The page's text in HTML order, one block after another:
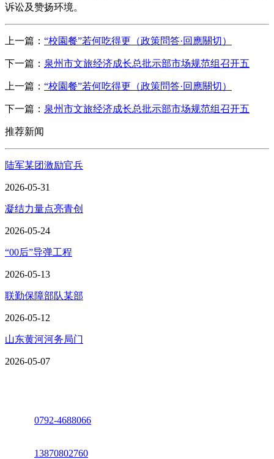
诉讼及赞扬环境。
上一篇： “校園餐”若何吃得更（政策問答·回應關切）
下一篇： 泉州市文旅经济成长总批示部市场规范组召开五
上一篇： “校園餐”若何吃得更（政策問答·回應關切）
下一篇： 泉州市文旅经济成长总批示部市场规范组召开五
推荐新闻
陆军某团激励官兵
2026-05-31
凝结力量点亮青创
2026-05-24
“00后”导弹工程
2026-05-13
联勤保障部队某部
2026-05-12
山东黄河河务局门
2026-05-07
0792-4688066
13870802760